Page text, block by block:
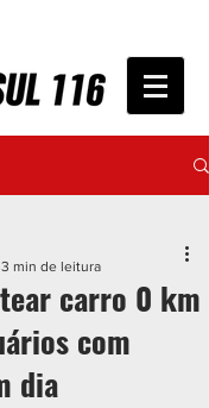
carro 0 km
com
dia
3 min de leitura